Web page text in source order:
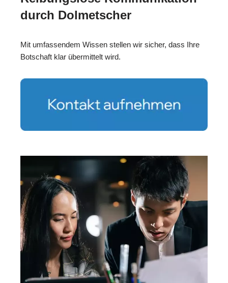
durch Dolmetscher
Mit umfassendem Wissen stellen wir sicher, dass Ihre
Botschaft klar übermittelt wird.